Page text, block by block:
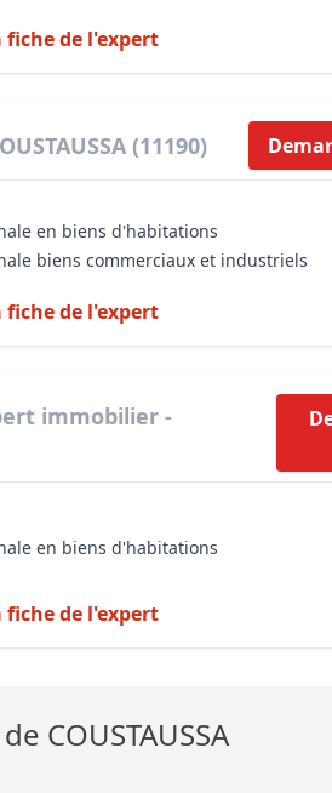
fiche de l'expert
(11190)
en biens d'habitations
biens commerciaux et industriels
fiche de l'expert
immobilier -
en biens d'habitations
fiche de l'expert
COUSTAUSSA